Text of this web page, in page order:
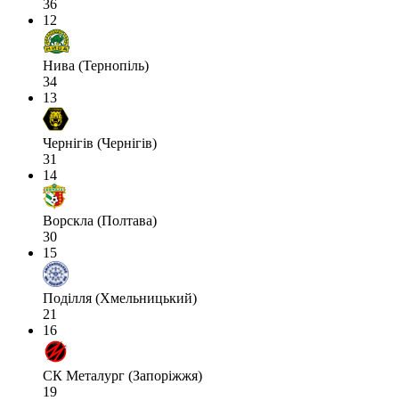
36
12
Нива (Тернопіль)
34
13
Чернігів (Чернігів)
31
14
Ворскла (Полтава)
30
15
Поділля (Хмельницький)
21
16
СК Металург (Запоріжжя)
19